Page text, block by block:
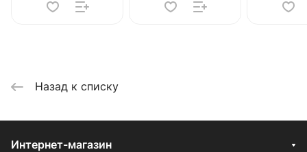
Назад к списку
Интернет-магазин